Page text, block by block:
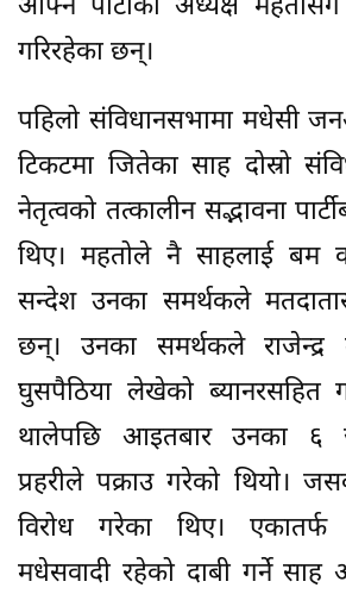
आफ्नै पार्टीका अध्यक्ष
गरिरहेका छन्।
पहिलो संविधानसभामा मधेसी
टिकटमा जितेका साह दोस्रो
नेतृत्वको तत्कालीन सद्भावना
थिए। महतोले नै साहलाई बम
सन्देश उनका समर्थकले
छन्। उनका समर्थकले राजेन्द्र
घुसपैठिया लेखेको ब्यानरसहित
थालेपछि आइतबार उनका ६
प्रहरीले पक्राउ गरेको थियो।
विरोध गरेका थिए।
मधेसवादी रहेको दाबी गर्ने साह